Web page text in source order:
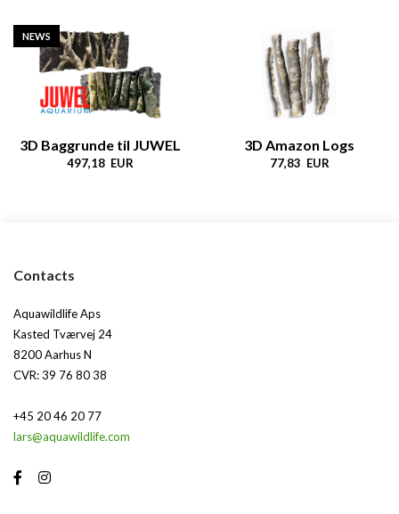
NEWS
3D Baggrunde til JUWEL
497,18 EUR
​​​​​​​3D Amazon Logs
77,83 EUR
Contacts
Aquawildlife Aps
Kasted Tværvej 24
8200 Aarhus N
CVR: 39 76 80 38
+45 20 46 20 77
lars@aquawildlife.com